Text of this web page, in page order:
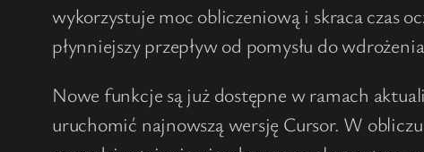
wykorzystuje moc obliczeniową i skraca czas
płynniejszy przepływ od pomysłu do
Nowe funkcje są już dostępne w ramach
uruchomić najnowszą wersję Cursor. W